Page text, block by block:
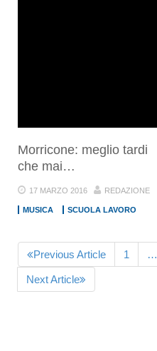
Morricone: meglio tardi
che mai…
17 MARZO 2016 REDAZIONE
MUSICA SCUOLA LAVORO
Previous Article 1 …
Next Article